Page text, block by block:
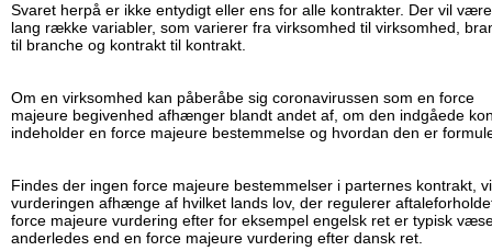
Svaret herpå er ikke entydigt eller ens for alle kontrakter. Der vil
lang række variabler, som varierer fra virksomhed til virksomhed,
til branche og kontrakt til kontrakt.
Om en virksomhed kan påberåbe sig coronavirussen som en force
majeure begivenhed afhænger blandt andet af, om den indgåede
indeholder en force majeure bestemmelse og hvordan den er
Findes der ingen force majeure bestemmelser i parternes kontrakt,
vurderingen afhænge af hvilket lands lov, der regulerer
force majeure vurdering efter for eksempel engelsk ret er typisk
anderledes end en force majeure vurdering efter dansk ret.